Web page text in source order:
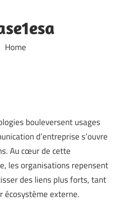
Home
bouleversent usages
d’entreprise s’ouvre
Au cœur de cette
les organisations repensent
des liens plus forts, tant
écosystème externe.